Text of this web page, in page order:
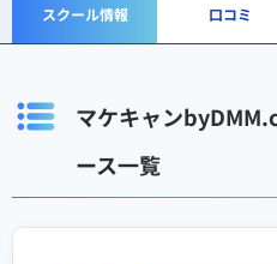
スクール情報 口コミ
マケキャン
ース一覧